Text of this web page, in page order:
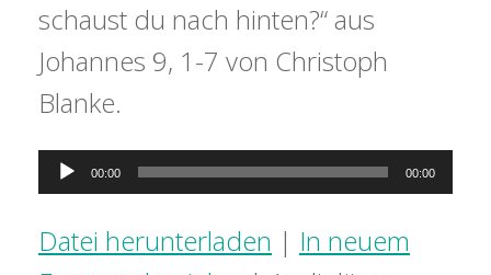
schaust du nach hinten?“ aus
Johannes 9, 1-7 von Christoph
Blanke.
Audio-
00:00 00:00
Datei herunterladen | In neuem